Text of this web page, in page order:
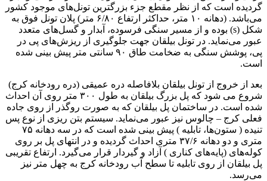
گردیده است که از نظر مقطع جزء بزرگترین تونل‌های موجود کشور
می‌باشد. (دهانه ۱۰ متر، حداکثر ارتفاع ۶/۸۰ متر) پلان تونل فوق به
شکل (s) بوده و از مسیر سنگی فرسوده، آبدار و گسل‌های متعدد
عبور می‌نماید. در تونل بیلقان جهت جلوگیری از ریزش‌های پی در
پی، پوشش سنگی به ضخامت طاق ۹۰ سانتی متر پیش بینی شده
است.
بعد از خروج از تونل بیلقان بلافاصله دره عمیقی (دره رودخانه کرج)
شروع می شود که پل بزرگ بیلقان به طول ۳۰۰ متر روی آن احداث
شده است. در ساختمان پل بیلقان که به صورت روگذر از روی جاده
فعلی کرج – چالوس نیز عبور می‌نماید. سیستم بتن ریزی از نوع پس
تنیده ( ستون‌ها، تابلیه ) پیش بینی شده است که در سه دهانه ۷۵
متری و دو دهانه ۳۷/۶ متری احداث گردیده و در انتهای پل بر روی
کوله‌های (پایه‌های کناری ) آزاد و گیردار قرار می‌گیرد. ارتفاع تقریبی
پل بیلقان از روی تابلیه تا سطح آب رودخانه کرج به چهل متر نیز
می‌رسد.